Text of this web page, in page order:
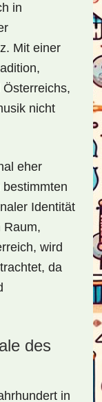
in
Mit einer
nicht
eher
Identität
Raum,
wird
da
des
in